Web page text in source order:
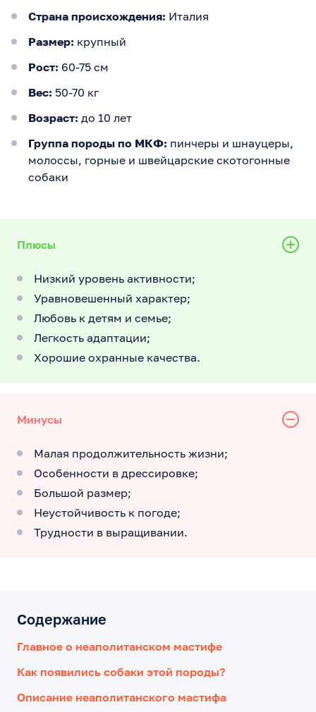
Страна происхождения: Италия
Размер: крупный
Рост: 60-75 см
Вес: 50-70 кг
Возраст: до 10 лет
Группа породы по МКФ: пинчеры и шнауцеры,
молоссы, горные и швейцарские скотогонные
собаки
Плюсы
Низкий уровень активности;
Уравновешенный характер;
Любовь к детям и семье;
Легкость адаптации;
Хорошие охранные качества.
Минусы
Малая продолжительность жизни;
Особенности в дрессировке;
Большой размер;
Неустойчивость к погоде;
Трудности в выращивании.
Содержание
Главное о неаполитанском мастифе
Как появились собаки этой породы?
Описание неаполитанского мастифа